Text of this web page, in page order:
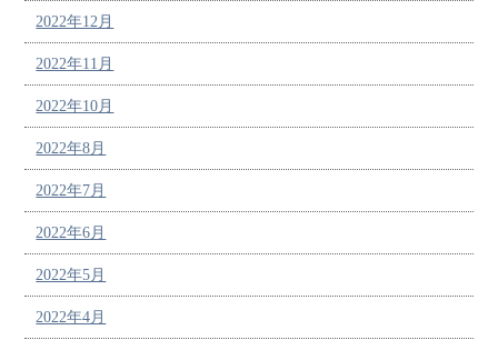
2022年12月
2022年11月
2022年10月
2022年8月
2022年7月
2022年6月
2022年5月
2022年4月